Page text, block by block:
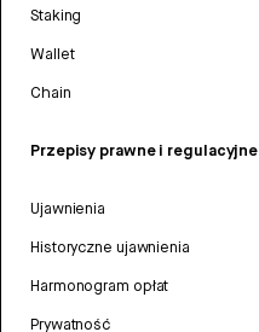
Staking
Wallet
Chain
Przepisy prawne i regulacyjne
Ujawnienia
Historyczne ujawnienia
Harmonogram opłat
Prywatność